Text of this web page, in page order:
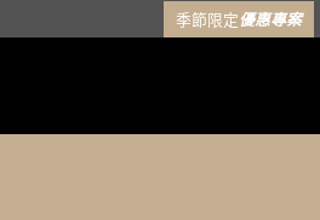
季節限定優惠專案